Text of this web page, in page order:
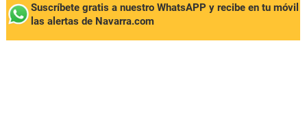
Suscríbete gratis a nuestro WhatsAPP y recibe en tu móvil
las alertas de Navarra.com